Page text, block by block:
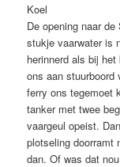
Koel
De opening naar
stukje vaarwater is
herinnerd als bij
ons aan stuurboord
ferry ons tegemoet
tanker met twee
vaargeul opeist.
plotseling doorramt
dan. Of was dat